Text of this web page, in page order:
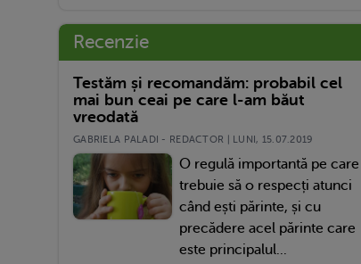
Recenzie
Testăm și recomandăm: probabil cel
mai bun ceai pe care l-am băut
vreodată
GABRIELA PALADI - REDACTOR | LUNI, 15.07.2019
O regulă importantă pe care
trebuie să o respecți atunci
când ești părinte, și cu
precădere acel părinte care
este principalul...